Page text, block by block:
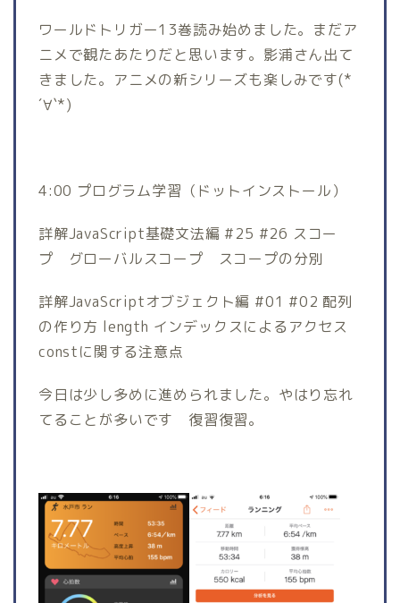
ワールドトリガー13巻読み始めました。まだア
ニメで観たあたりだと思います。影浦さん出て
きました。アニメの新シリーズも楽しみです(*
´∀`*)
4:00 プログラム学習（ドットインストール）
詳解JavaScript基礎文法編 #25 #26 スコー
プ グローバルスコープ スコープの分別
詳解JavaScriptオブジェクト編 #01 #02 配列
の作り方 length インデックスによるアクセス
constに関する注意点
今日は少し多めに進められました。やはり忘れ
てることが多いです 復習復習。